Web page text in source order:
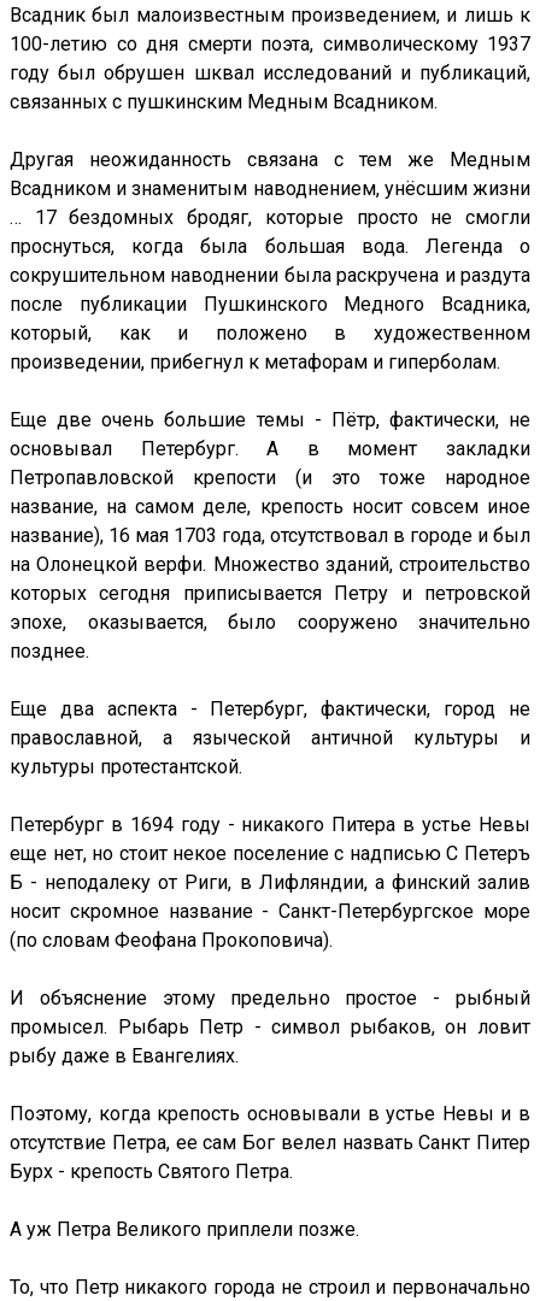
Всадник был малоизвестным произведением, и лишь к
100-летию со дня смерти поэта, символическому 1937
году был обрушен шквал исследований и публикаций,
связанных с пушкинским Медным Всадником.
Другая неожиданность связана с тем же Медным
Всадником и знаменитым наводнением, унёсшим жизни
… 17 бездомных бродяг, которые просто не смогли
проснуться, когда была большая вода. Легенда о
сокрушительном наводнении была раскручена и раздута
после публикации Пушкинского Медного Всадника,
который, как и положено в художественном
произведении, прибегнул к метафорам и гиперболам.
Еще две очень большие темы - Пётр, фактически, не
основывал Петербург. А в момент закладки
Петропавловской крепости (и это тоже народное
название, на самом деле, крепость носит совсем иное
название), 16 мая 1703 года, отсутствовал в городе и был
на Олонецкой верфи. Множество зданий, строительство
которых сегодня приписывается Петру и петровской
эпохе, оказывается, было сооружено значительно
позднее.
Еще два аспекта - Петербург, фактически, город не
православной, а языческой античной культуры и
культуры протестантской.
Петербург в 1694 году - никакого Питера в устье Невы
еще нет, но стоит некое поселение с надписью С Петеръ
Б - неподалеку от Риги, в Лифляндии, а финский залив
носит скромное название - Санкт-Петербургское море
(по словам Феофана Прокоповича).
И объяснение этому предельно простое - рыбный
промысел. Рыбарь Петр - символ рыбаков, он ловит
рыбу даже в Евангелиях.
Поэтому, когда крепость основывали в устье Невы и в
отсутствие Петра, ее сам Бог велел назвать Санкт Питер
Бурх - крепость Святого Петра.
А уж Петра Великого приплели позже.
То, что Петр никакого города не строил и первоначально